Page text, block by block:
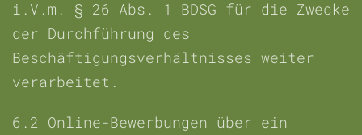
i.V.m. § 26 Abs. 1 BDSG für die Zwecke
der Durchführung des
Beschäftigungsverhältnisses weiter
verarbeitet.
6.2 Online-Bewerbungen über ein